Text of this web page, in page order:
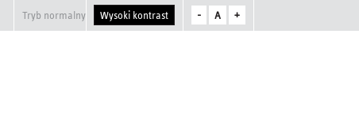
Tryb normalny Wysoki kontrast - A +